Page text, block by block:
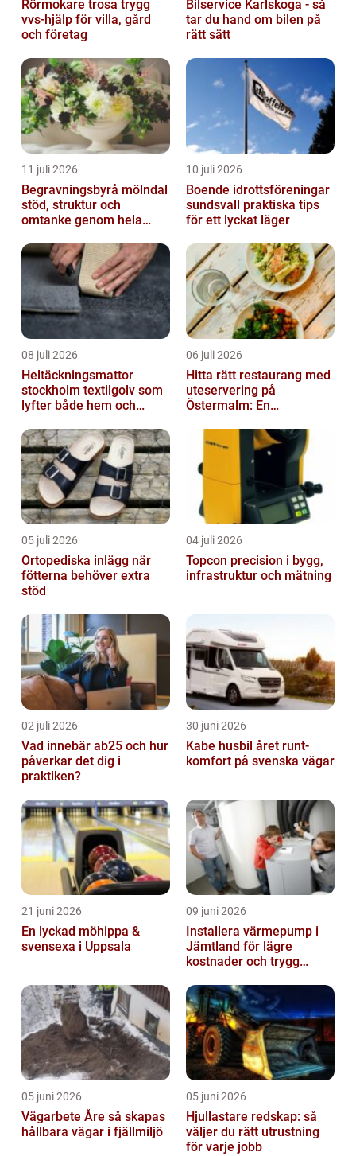
Rörmokare trosa trygg
vvs-hjälp för villa, gård
och företag
Bilservice Karlskoga - så
tar du hand om bilen på
rätt sätt
11 juli 2026
Begravningsbyrå mölndal
stöd, struktur och
omtanke genom hela
10 juli 2026
Boende idrottsföreningar
sundsvall praktiska tips
för ett lyckat läger
08 juli 2026
Heltäckningsmattor
stockholm textilgolv som
lyfter både hem och
06 juli 2026
Hitta rätt restaurang med
uteservering på
Östermalm: En
i solen
05 juli 2026
Ortopediska inlägg när
fötterna behöver extra
stöd
04 juli 2026
Topcon precision i bygg,
infrastruktur och mätning
02 juli 2026
Vad innebär ab25 och hur
påverkar det dig i
praktiken?
30 juni 2026
Kabe husbil året runt-
komfort på svenska vägar
21 juni 2026
En lyckad möhippa &
svensexa i Uppsala
09 juni 2026
Installera värmepump i
Jämtland för lägre
kostnader och trygg
05 juni 2026
Vägarbete Åre så skapas
hållbara vägar i fjällmiljö
05 juni 2026
Hjullastare redskap: så
väljer du rätt utrustning
för varje jobb